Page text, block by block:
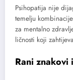
Psihopatija nije
temelju
za mentalno
ličnosti koji
Rani znakovi